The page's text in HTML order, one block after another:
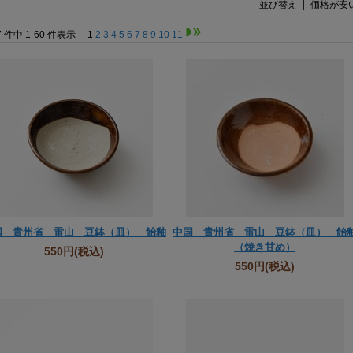
並び替え 価格が安
件中 1-60 件表示 1 2 3 4 5 6 7 8 9 10 11
貴州省 雷山 豆鉢（皿） 飴釉
550円(税込)
中国 貴州省 雷山 豆鉢（皿） 飴
（焼き甘め）
550円(税込)